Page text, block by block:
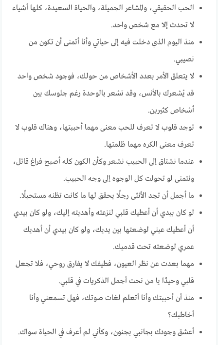
الحب الحقيقي، والمشاعر الجميلة، والحياة السعيدة، كلها أشياء
لا تحدث إلا مع شخص واحد.
منذ اليوم الذي دخلت فيه إلى حياتي وأنا أتمنى أن تكون من
نصيبي.
لا يتعلق الأمر بعدد الأشخاص من حولك، فوجود شخص واحد
قد يُشعرك بالأنس، وقد تشعر بالوحدة رغم جلوسك بين
أشخاص كثيرين.
توجد قلوب لا تعرف للحب معنى مهما أحببتها، وهناك قلوب لا
تعرف معنى الكره مهما ظلمتها.
عندما نشتاق إلى الحبيب نشعر وكأن الكون كله أصبح فراغ قاتل،
ونتمنى لو تحولت كل الوجوه إلى وجه الحبيب.
ما أجمل أن تجد الأنثى رجلًا يحقق لها ما كانت تظنه مستحيلًا.
لو كان بيدي أن أعطيك قلبي لنزعته وأهديته إليك، ولو كان بيدي
أن أعطيك عيني لوضعتها بين يديك، ولو كان بيدي أن أهديك
عمري لوضعته تحت قدميك.
مهما بعدت عن نظر العيون، فطيفك لا يفارق روحي، فلا تجعل
قلبي وحيدًا يا من نحت أجمل الذكريات في قلبي.
منذ أن أحببتك وأنا أتعلم لغات صوتك، فهل تسمعني وأنا
أخاطبك؟
أعشق وجودك بجانبي بجنون، وكأني لم أعرف في الحياة سواك.